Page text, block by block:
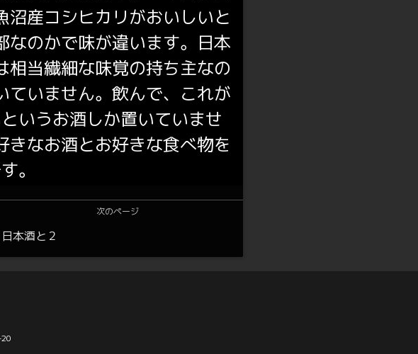
産コシヒカリがおいしいと
なのかで味が違います。日本
当繊細な味覚の持ち主なの
ていません。飲んで、これが
いうお酒しか置いていませ
なお酒とお好きな食べ物を
。
次のページ
日本酒と２